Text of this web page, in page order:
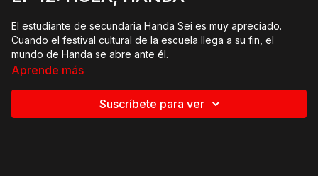
El estudiante de secundaria Handa Sei es muy apreciado.
Cuando el festival cultural de la escuela llega a su fin, el
mundo de Handa se abre ante él.
©Satsuki Yoshino/SQUARE ENIX,HANDAKUN Project
Aprende más
Suscríbete para ver